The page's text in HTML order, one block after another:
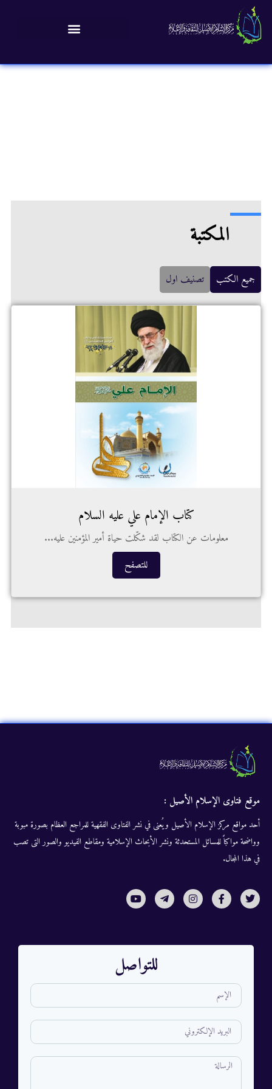
المكتبة
جميع الكتب تصنيف اول
كتاب الإمام علي عليه السلام
معلومات عن الكتاب لقد شكّلت حياة أمير المؤمنين عليه...
للتصفح
موقع فتاوى الإسلام الأصيل :
أحد مواقع مركز الإسلام الأصيل ويُعنى في نشر الفتاوى الفقهية للمراجع العظام بصورة مبوبة
وواضحة مواكباً للمسائل المستحدثة ونشر الأبحاث الإسلامية ومقاطع الفيديو والصور التى تصب
في هذا المجال.
للتواصل